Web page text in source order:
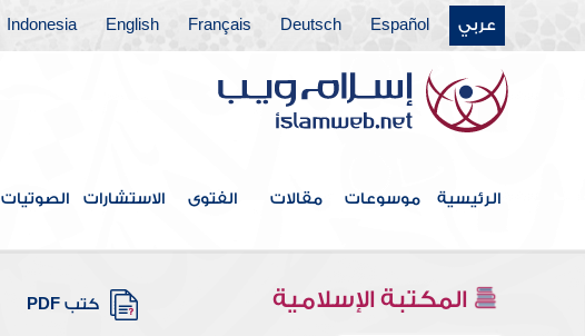
عربي Español
Deutsch
Français
English
Indonesia
الرئيسية موسوعات مقالات الفتوى الاستشارات الصوتيات
المكتبة الإسلامية كتب PDF